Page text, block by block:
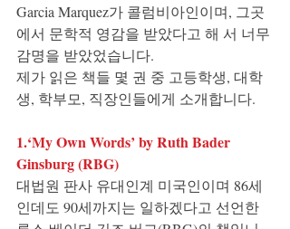
Garcia Marquez가 콜럼비아인이며, 그곳
에서 문학적 영감을 받았다고 해 서 너무
감명을 받았었습니다.
제가 읽은 책들 몇 권 중 고등학생, 대학
생, 학부모, 직장인들에게 소개합니다.
1.‘My Own Words’ by Ruth Bader
Ginsburg (RBG)
대법원 판사 유대인계 미국인이며 86세
인데도 90세까지는 일하겠다고 선언한